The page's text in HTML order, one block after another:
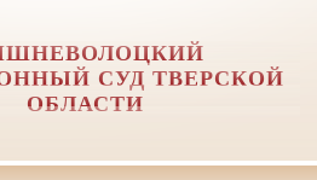
СУД ТВЕРСКОЙ
ОБЛАСТИ